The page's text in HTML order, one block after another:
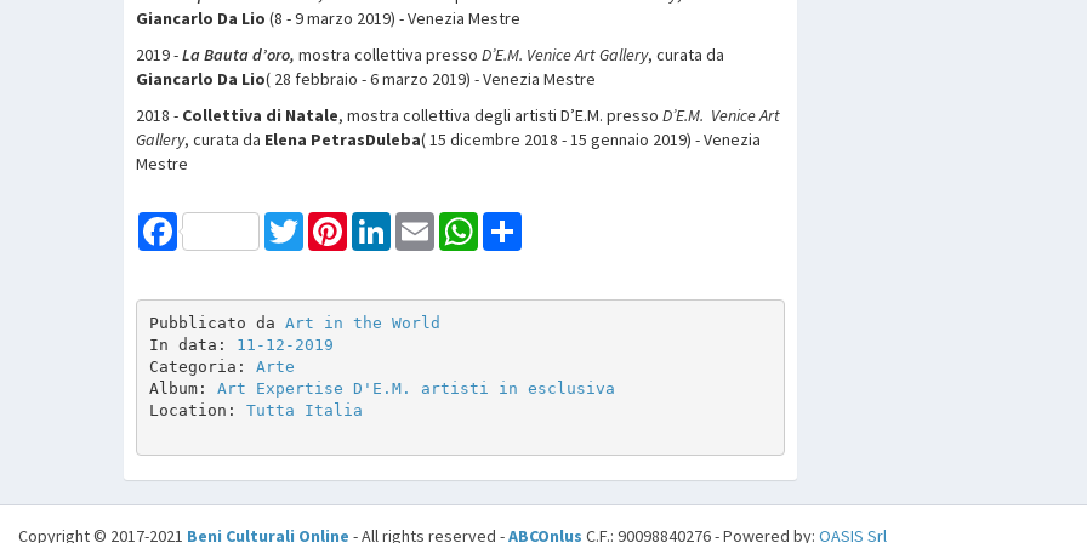
Giancarlo Da Lio (8 - 9 marzo 2019) - Venezia Mestre
2019 -La Bauta d’oro, mostra collettiva presso D’E.M. Venice Art Gallery, curata da
Giancarlo Da Lio( 28 febbraio - 6 marzo 2019) - Venezia Mestre
2018 - Collettiva di Natale, mostra collettiva degli artisti D’E.M. presso D’E.M. Venice Art
Gallery, curata da Elena PetrasDuleba( 15 dicembre 2018 - 15 gennaio 2019) - Venezia
Mestre
Facebook TwitterPinterestLinkedInEmail WhatsApp
Pubblicato da Art in the World
In data: 11-12-2019
Categoria: Arte
Album: Art Expertise D'E.M. artisti in esclusiva
Location: Tutta Italia
Copyright © 2017-2021 Beni Culturali Online - All rights reserved -ABCOnlus C.F.: 90098840276 - Powered by: OASIS Srl